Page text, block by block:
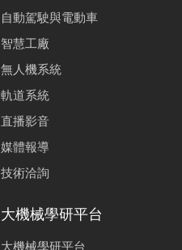
自動駕駛與電動車
智慧工廠
無人機系統
軌道系統
直播影音
媒體報導
技術洽詢
大機械學研平台
大機械學研平台